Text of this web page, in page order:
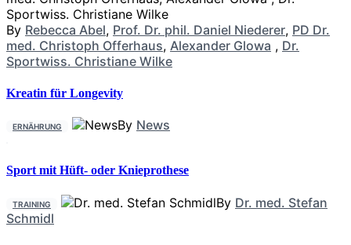
By Rebecca Abel, Prof. Dr. phil. Daniel Niederer, PD Dr.
med. Christoph Offerhaus, Alexander Glowa , Dr.
Sportwiss. Christiane Wilke
Kreatin für Longevity
ERNÄHRUNG By News
Sport mit Hüft- oder Knieprothese
TRAINING By Dr. med. Stefan
Schmidl